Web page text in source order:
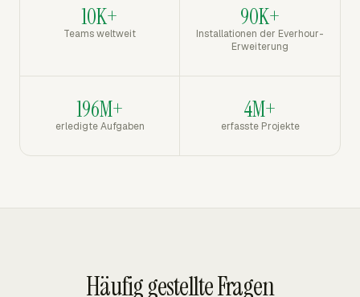
10K+
Teams weltweit
90K+
Installationen der Everhour-
Erweiterung
196M+
erledigte Aufgaben
4M+
erfasste Projekte
Häufig gestellte Fragen